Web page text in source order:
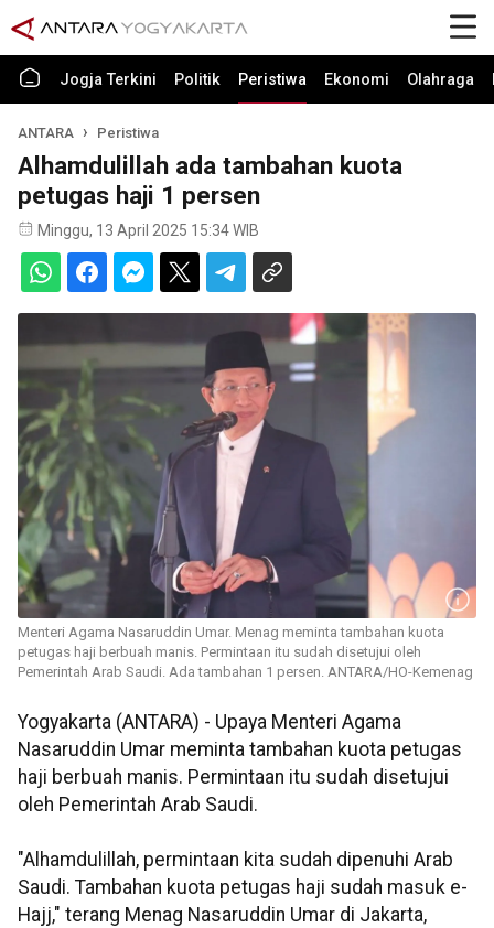
Jogja Terkini Politik Peristiwa Ekonomi Olahraga
ANTARA Peristiwa
Alhamdulillah ada tambahan kuota
petugas haji 1 persen
Minggu, 13 April 2025 15:34 WIB
Menteri Agama Nasaruddin Umar. Menag meminta tambahan kuota
petugas haji berbuah manis. Permintaan itu sudah disetujui oleh
Pemerintah Arab Saudi. Ada tambahan 1 persen. ANTARA/HO-Kemenag
Yogyakarta (ANTARA) - Upaya Menteri Agama
Nasaruddin Umar meminta tambahan kuota petugas
haji berbuah manis. Permintaan itu sudah disetujui
oleh Pemerintah Arab Saudi.
"Alhamdulillah, permintaan kita sudah dipenuhi Arab
Saudi. Tambahan kuota petugas haji sudah masuk e-
Hajj," terang Menag Nasaruddin Umar di Jakarta,